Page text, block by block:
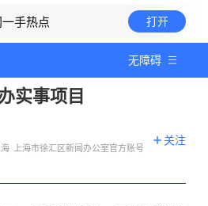
一手热点 打开
无障碍
实事项目
海 上海市徐汇区新闻办公室官方账号
关注